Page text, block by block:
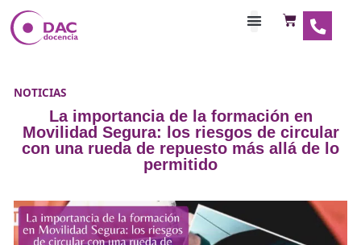
NOTICIAS
La importancia de la formación
Movilidad Segura: los riesgos de
con una rueda de repuesto más allá